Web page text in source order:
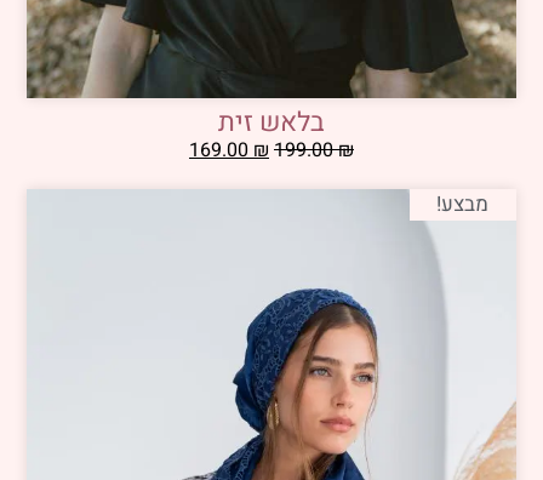
בלאש זית
199.00₪
169.00₪
מבצע!